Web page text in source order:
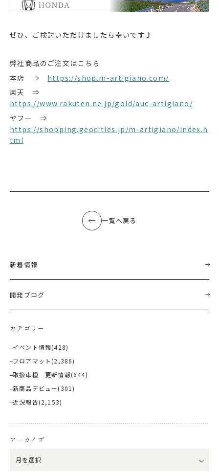
ぜひ、ご検討いただけましたら幸いです♪
弊社商品のご注文はこちら
本店 ⇒ https://shop.m-artigiano.com/
楽天 ⇒
https://www.rakuten.ne.jp/gold/auc-artigiano/
ヤフー ⇒
https://shopping.geocities.jp/m-artigiano/index.h
tml
一覧へ戻る
新着情報
開発ブログ
カテゴリー
イベント情報(428)
フロアマット (2,386)
取扱車種 更新情報(644)
新商品デビュー(301)
近況報告(2,153)
アーカイブ